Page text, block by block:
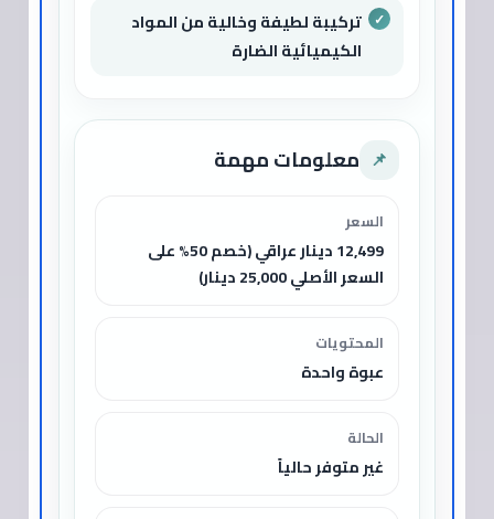
تركيبة لطيفة وخالية من المواد
الكيميائية الضارة
📌 معلومات مهمة
السعر
12,499 دينار عراقي (خصم 50% على
السعر الأصلي 25,000 دينار)
المحتويات
عبوة واحدة
الحالة
غير متوفر حالياً